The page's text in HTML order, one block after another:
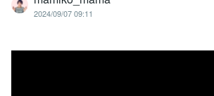
2024/09/07 09:11